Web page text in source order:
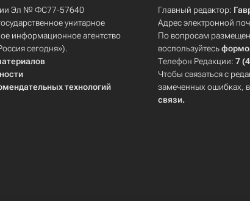
Эл № ФС77-57640
унитарное
информационное агентство
сегодня»).
технологий
Главный редактор:
Адрес электронной
По вопросам
воспользуйтесь
Телефон Редакции:7
Чтобы связаться с
замеченных ошибках,
связи.